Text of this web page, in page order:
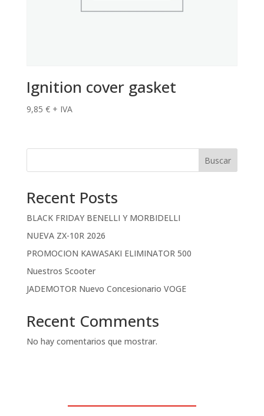
Ignition cover gasket
9,85 € + IVA
Buscar
Recent Posts
BLACK FRIDAY BENELLI Y MORBIDELLI
NUEVA ZX-10R 2026
PROMOCION KAWASAKI ELIMINATOR 500
Nuestros Scooter
JADEMOTOR Nuevo Concesionario VOGE
Recent Comments
No hay comentarios que mostrar.